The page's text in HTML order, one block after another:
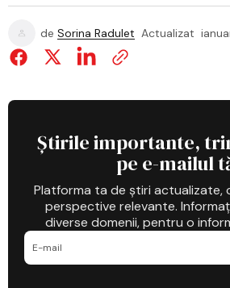
de Sorina Radulet Actualizat
Știrile importante,
pe e-mailul
Platforma ta de știri actualizate,
perspective relevante.
diverse domenii, pentru o